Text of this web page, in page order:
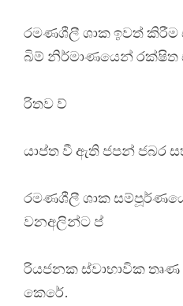
රමණශීලී ශාක ඉවත් කිරීම
බිම් නිර්මාණයෙන් රක්ෂිත
රිතව ව්
යාප්ත වී ඇති ජපන් ජබර
රමණශීලී ශාක
වනඅලින්ට ප්
රියජනක ස්වාභාවික
කෙරේ.